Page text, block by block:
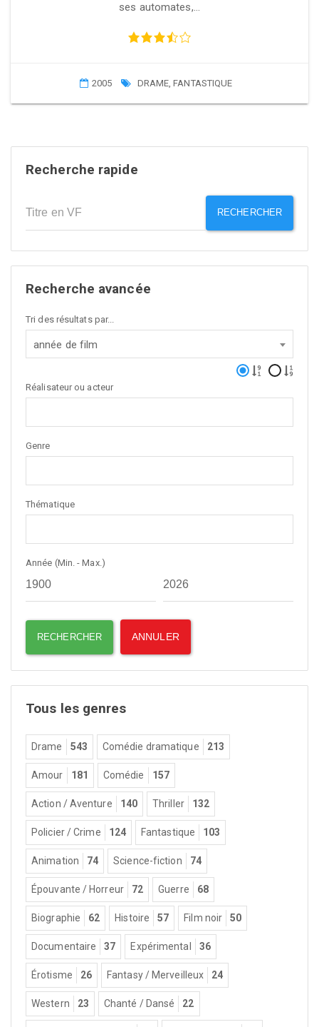
ses automates,…
2005 DRAME,FANTASTIQUE
Recherche rapide
RECHERCHER
Recherche avancée
Tri des résultats par...
année de film
Réalisateur ou acteur
Genre
Thématique
Année (Min. - Max.)
Tous les genres
Drame 543 Comédie dramatique 213
Amour 181 Comédie 157
Action / Aventure 140 Thriller 132
Policier / Crime 124 Fantastique 103
Animation 74 Science-fiction 74
Épouvante / Horreur 72 Guerre 68
Biographie 62 Histoire 57 Film noir 50
Documentaire 37 Expérimental 36
Érotisme 26 Fantasy / Merveilleux 24
Western 23 Chanté / Dansé 22